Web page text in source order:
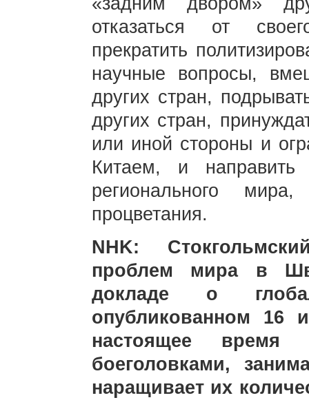
отказаться от
прекратить
научные вопросы,
других стран,
других стран,
или иной стороны и
Китаем, и
регионального
процветания.
NHK:
проблем мира в
докладе о
опубликованном 16
настоящее время
боеголовками,
наращивает их